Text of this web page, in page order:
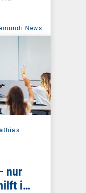
News
nur
im